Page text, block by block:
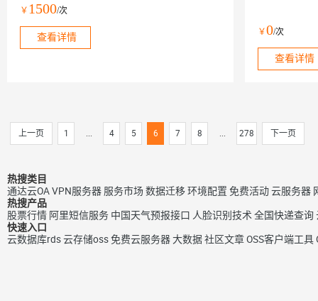
￥ 1500/次
查看详情 ￥0/次
查看详情
上一页 1 ... 4 5 6 7 8 ... 278 下一页
热搜类目
通达云OAVPN服务器 服务市场数据迁移环境配置 免费活动云服务器
热搜产品
股票行情 阿里短信服务 中国天气预报接口 人脸识别技术 全国快递查询
快速入口
云数据库rds云存储oss免费云服务器大数据社区文章OSS客户端工具